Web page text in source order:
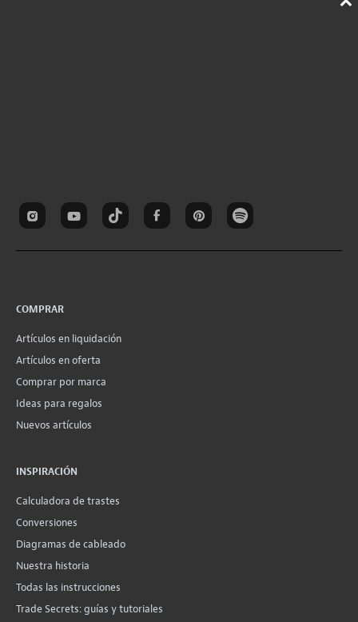
COMPRAR
Artículos en liquidación
Artículos en oferta
Comprar por marca
Ideas para regalos
Nuevos artículos
INSPIRACIÓN
Calculadora de trastes
Conversiones
Diagramas de cableado
Nuestra historia
Todas las instrucciones
Trade Secrets: guías y tutoriales